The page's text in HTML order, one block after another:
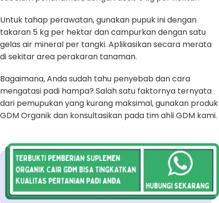
Untuk tahap perawatan, gunakan pupuk ini dengan
takaran 5 kg per hektar dan campurkan dengan satu
gelas air mineral per tangki. Aplikasikan secara merata
di sekitar area perakaran tanaman.
Bagaimana, Anda sudah tahu penyebab dan cara
mengatasi padi hampa? Salah satu faktornya ternyata
dari pemupukan yang kurang maksimal, gunakan produk
GDM Organik dan konsultasikan pada tim ahli GDM kami.